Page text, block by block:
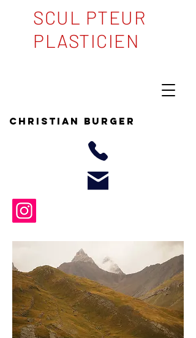
Christian BURGER
SCUL PTEUR
PLASTICIEN